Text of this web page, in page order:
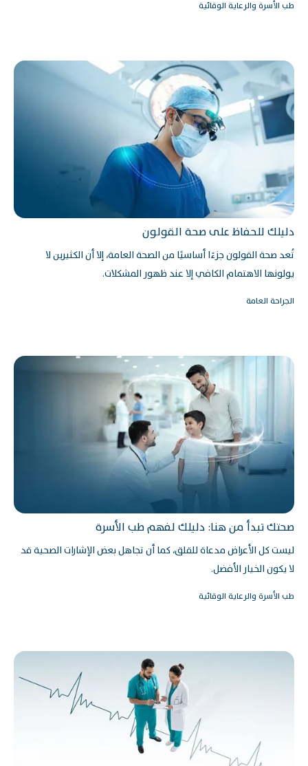
طب الأسرة والرعاية الوقائية
دليلك للحفاظ على صحة القولون
تُعد صحة القولون جزءًا أساسيًا من الصحة العامة، إلا أن الكثيرين لا
يولونها الاهتمام الكافي إلا عند ظهور المشكلات.
الجراحة العامة
صحتك تبدأ من هنا: دليلك لفهم طب الأسرة
ليست كل الأعراض مدعاة للقلق، كما أن تجاهل بعض الإشارات الصحية قد
لا يكون الخيار الأفضل.
طب الأسرة والرعاية الوقائية